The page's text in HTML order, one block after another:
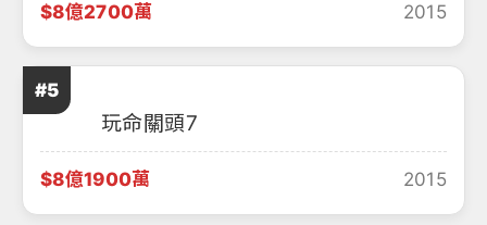
$8億2700萬 2015
#5
玩命關頭7
$8億1900萬 2015